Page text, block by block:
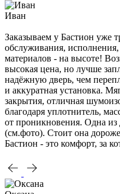
Иван
Заказываем у Бастион уже
обслуживания, исполнения,
материалов - на высоте!
высокая цена, но лучше
надёжную дверь, чем
и аккуратная установка.
закрытия, отличная
благодаря уплотнитель,
от проникновения. Одна
(см.фото). Стоит она
Бастион - это комфорт, за